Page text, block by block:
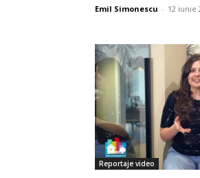
Emil Simonescu - 12 iunie
Reportaje video